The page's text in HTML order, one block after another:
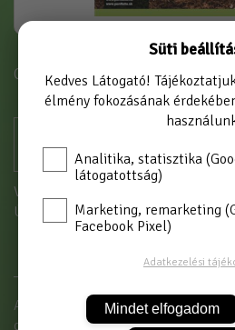
Cikkszám: GT3250
Vásárláshoz kérjük jelentkezzen be!
Új partnerkéntitt tud regisztrálni
A geotextil a kertépítés során
gyomosodás ellen, valamint
Süti
Kedves Látogató!
élmény fokozásának
Analitika, statisztika
látogatottság)
Marketing, remarketing
Facebook Pixel)
Adatkezelési
Mindet elfogadom